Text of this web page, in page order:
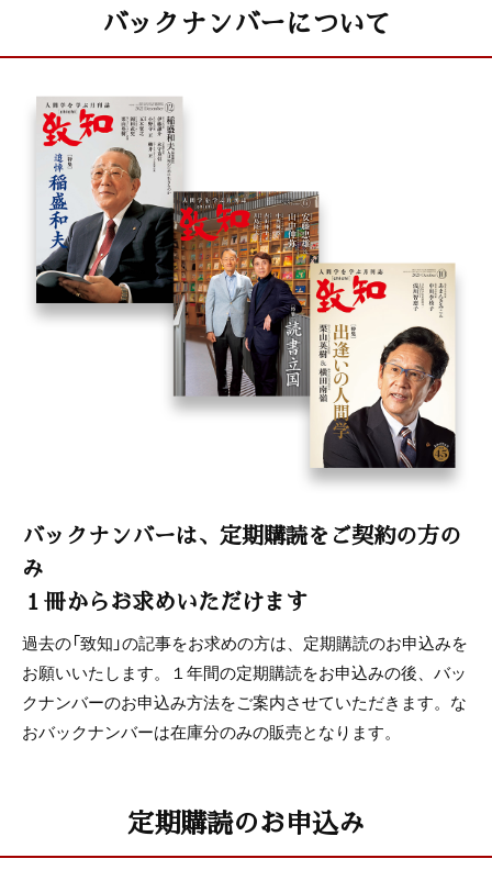
バックナンバーについて
バックナンバーは、定期購読をご契約の方の
み
１冊からお求めいただけます
過去の「致知」の記事をお求めの方は、定期購読のお申込みを
お願いいたします。１年間の定期購読をお申込みの後、バッ
クナンバーのお申込み方法をご案内させていただきます。な
おバックナンバーは在庫分のみの販売となります。
定期購読のお申込み